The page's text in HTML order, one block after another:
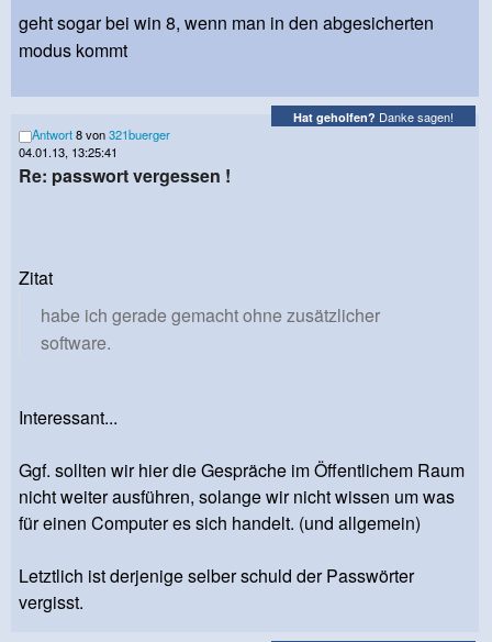
geht sogar bei win 8, wenn man in den abgesicherten
modus kommt
Hat geholfen? Danke sagen!
Antwort8 von321buerger
04.01.13, 13:25:41
Re: passwort vergessen !
Zitat
habe ich gerade gemacht ohne zusätzlicher
software.
Interessant...
Ggf. sollten wir hier die Gespräche im Öffentlichem Raum
nicht weiter ausführen, solange wir nicht wissen um was
für einen Computer es sich handelt. (und allgemein)
Letztlich ist derjenige selber schuld der Passwörter
vergisst.